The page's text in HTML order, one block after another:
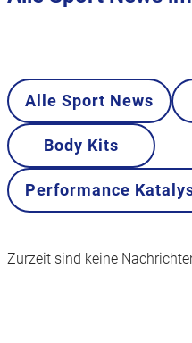
Alle Sport News
Body Kits
Performance
Zurzeit sind keine